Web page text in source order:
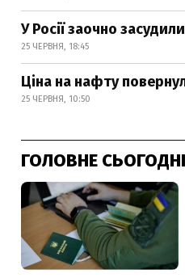
У Росії заочно
25 ЧЕРВНЯ, 18:45
Ціна на нафту
25 ЧЕРВНЯ, 10:50
ГОЛОВНЕ СЬОГОДНІ